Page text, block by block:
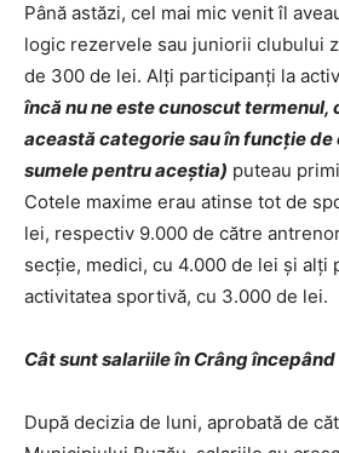
Până astăzi, cel mai mic venit îl
logic rezervele sau juniorii clubului
de 300 de lei. Alţi participanţi la
încă nu ne este cunoscut termenul,
această categorie sau în funcţie de
sumele pentru aceştia) puteau
Cotele maxime erau atinse tot de
lei, respectiv 9.000 de către
secţie, medici, cu 4.000 de lei şi alţi
activitatea sportivă, cu 3.000 de lei.
Cât sunt salariile în Crâng
După decizia de luni, aprobată de